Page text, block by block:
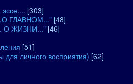
эссе.... [303]
ГЛАВНОМ..." [48]
О ЖИЗНИ..." [46]
[51]
для личного восприятия) [62]